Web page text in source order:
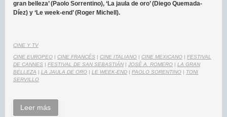
gran belleza’ (Paolo Sorrentino), ‘La jaula de oro’ (Diego Quemada-
Díez) y ‘Le week-end’ (Roger Michell).
CINE Y TV
CINE EUROPEO | CINE FRANCÉS | CINE ITALIANO | CINE MEXICANO | FESTIVAL
DE CANNES | FESTIVAL DE SAN SEBASTIÁN | JOSÉ A. ROMERO | LA GRAN
BELLEZA | LA JAULA DE ORO | LE WEEK-END | PAOLO SORENTINO | TONI
SERVILLO
Leer más